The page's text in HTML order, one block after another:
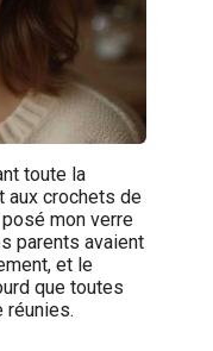
toute la
aux crochets de
mon verre
parents avaient
et le
que toutes
réunies.